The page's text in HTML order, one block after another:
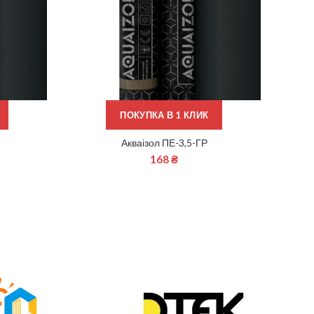
ПОКУПКА В 1 КЛИК
ЧИТАТИ ДАЛІ
Акваізол ПЕ-3,5-ГР
168₴